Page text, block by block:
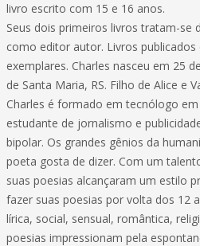
livro escrito com 15 e 16 anos.
Seus dois primeiros livros tratam-se
como editor autor. Livros publicados
exemplares. Charles nasceu em 25
de Santa Maria, RS. Filho de Alice e
Charles é formado em tecnólogo
estudante de jornalismo e
bipolar. Os grandes gênios da
poeta gosta de dizer. Com um
suas poesias alcançaram um estilo
fazer suas poesias por volta dos 12
lírica, social, sensual, romântica,
poesias impressionam pela